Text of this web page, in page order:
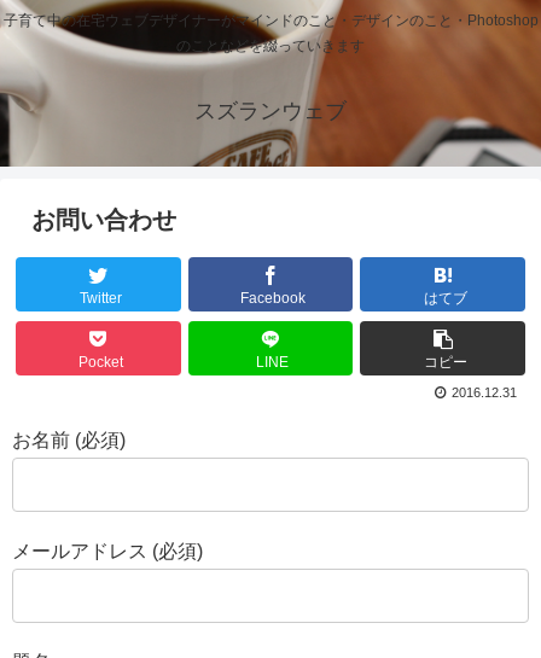
子育て中の在宅ウェブデザイナーがマインドのこと・デザインのこと・Photoshop
のことなどを綴っていきます
スズランウェブ
お問い合わせ
Twitter Facebook はてブ
Pocket LINE コピー
2016.12.31
お名前 (必須)
メールアドレス (必須)